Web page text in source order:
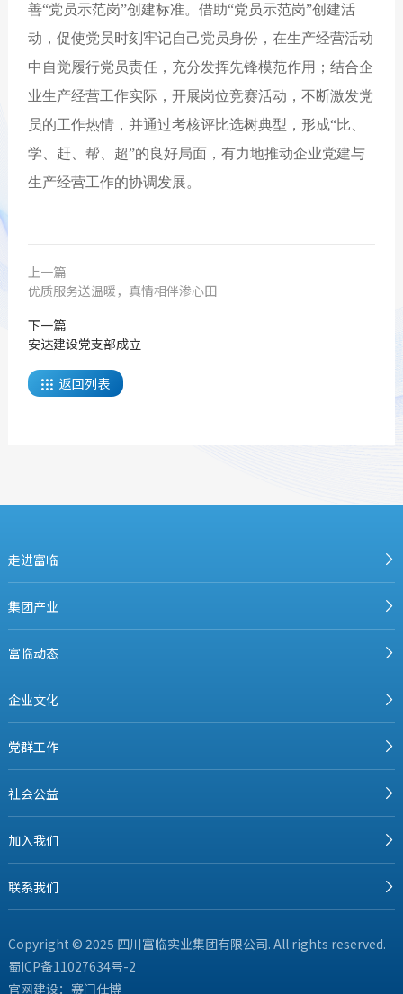
善“党员示范岗”创建标准。借助“党员示范岗”创建活
动，促使党员时刻牢记自己党员身份，在生产经营活动
中自觉履行党员责任，充分发挥先锋模范作用；结合企
业生产经营工作实际，开展岗位竞赛活动，不断激发党
员的工作热情，并通过考核评比选树典型，形成“比、
学、赶、帮、超”的良好局面，有力地推动企业党建与
生产经营工作的协调发展。
上一篇
优质服务送温暖，真情相伴渗心田
下一篇
安达建设党支部成立
 返回列表
走进富临
集团产业
富临动态
企业文化
党群工作
社会公益
加入我们
联系我们
Copyright © 2025 四川富临实业集团有限公司. All rights reserved.
蜀ICP备11027634号-2
官网建设： 赛门仕博